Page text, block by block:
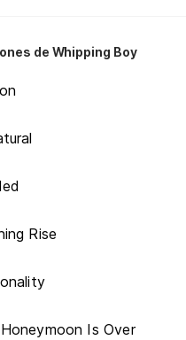
de Whipping Boy
Rise
Is Over